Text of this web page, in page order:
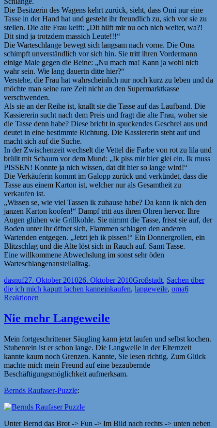
Die Besitzerin des Wagens kehrt zurück, sieht, dass Omi nur eine
Tasse in der Hand hat und gesteht ihr freundlich zu, sich vor sie zu
stellen. Die alte Frau keift: „Dit hilft mir nu och nich weiter, wa?!
Dit sind ja trotzdem massich Leute!!!“
Die Warteschlange bewegt sich langsam nach vorne. Die Oma
schimpft unverständlich vor sich hin. Sie tritt ihren Vordermann
einige Male gegen die Beine: „Nu mach ma! Kann ja wohl nich
wahr sein. Wie lang dauertn ditte hier?“
Verstehe, die Frau hat wahrscheinlich nur noch kurz zu leben und da
möchte man seine rare Zeit nicht an den Supermarktkasse
verschwenden.
Als sie an der Reihe ist, knallt sie die Tasse auf das Laufband. Die
Kassiererin sucht nach dem Preis und fragt die alte Frau, woher sie
die Tasse denn habe? Diese bricht in spuckendes Geschrei aus und
deutet in eine bestimmte Richtung. Die Kassiererin steht auf und
macht sich auf die Suche.
In der Zwischenzeit wechselt die Vettel die Farbe von rot zu lila und
brüllt mit Schaum vor dem Mund: „Ik piss mir hier glei ein. Ik muss
PISSEN! Konnte ja nich wissen, dat dit hier so lange wird!“
Die Verkäuferin kommt im Galopp zurück und verkündet, dass die
Tasse aus einem Karton ist, welcher nur als Gesamtheit zu
verkaufen ist.
„Wissen se, wie viel Tassen ik zuhause habe? Da kann ik nich den
janzen Karton koofen!“ Dampf tritt aus ihren Ohren hervor. Ihre
Augen glühen wie Grillkohle. Sie nimmt die Tasse, frisst sie auf, der
Boden unter ihr öffnet sich, Flammen schlagen den anderen
Wartenden entgegen. „Jetzt jeh ik pissen!“ Ein Donnergrollen, ein
Blitzschlag und die Alte löst sich in Rauch auf. Samt Tasse.
Eine willkommene Abwechslung im sonst sehr öden
Warteschlangenanstellalltag.
Autor
dasnufVeröffentlicht
am
27. Oktober 201026. Oktober 2010Kategorien
Großstadt, Sachen über
die ich mich kaputt lachen kannSchlagwörter
einkaufen, langeweile, oma6
Reaktionen
Nie mehr Langeweile
Mein fortgeschrittener Säugling kann jetzt laufen und selbst kochen.
Stubenrein ist er schon lange. Die Langweile in der Elternzeit
kannte kaum noch Grenzen. Kannte, Sie lesen richtig. Zum Glück
machte mich mein Freund auf eine bezaubernde
Beschäftigungsmöglichkeit aufmerksam.
Bernds Raufaser-Puzzle:
Unter Bernd das Brot -> Fun -> Im Bild nach rechts -> unten neben